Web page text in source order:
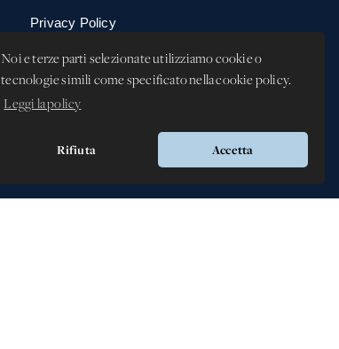
Noi e terze parti selezionate utilizziamo cookie o
tecnologie simili come specificato nella cookie policy.
Leggi la policy
Rifiuta Accetta
Privacy Policy
Segnalazione illeciti